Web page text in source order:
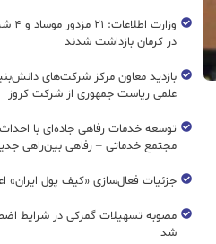
وزارت
در کرمان بازداشت شدند
بازدید معاون مرکز شرکت‌های
علمی ریاست جمهوری از شرکت کروز
مجتمع خدماتی – رفاهی بین‌راهی
جزئیات فعال‌سازی «کیف پول ایران»
مصوبه تسهیلات گمرکی در شرایط
شد